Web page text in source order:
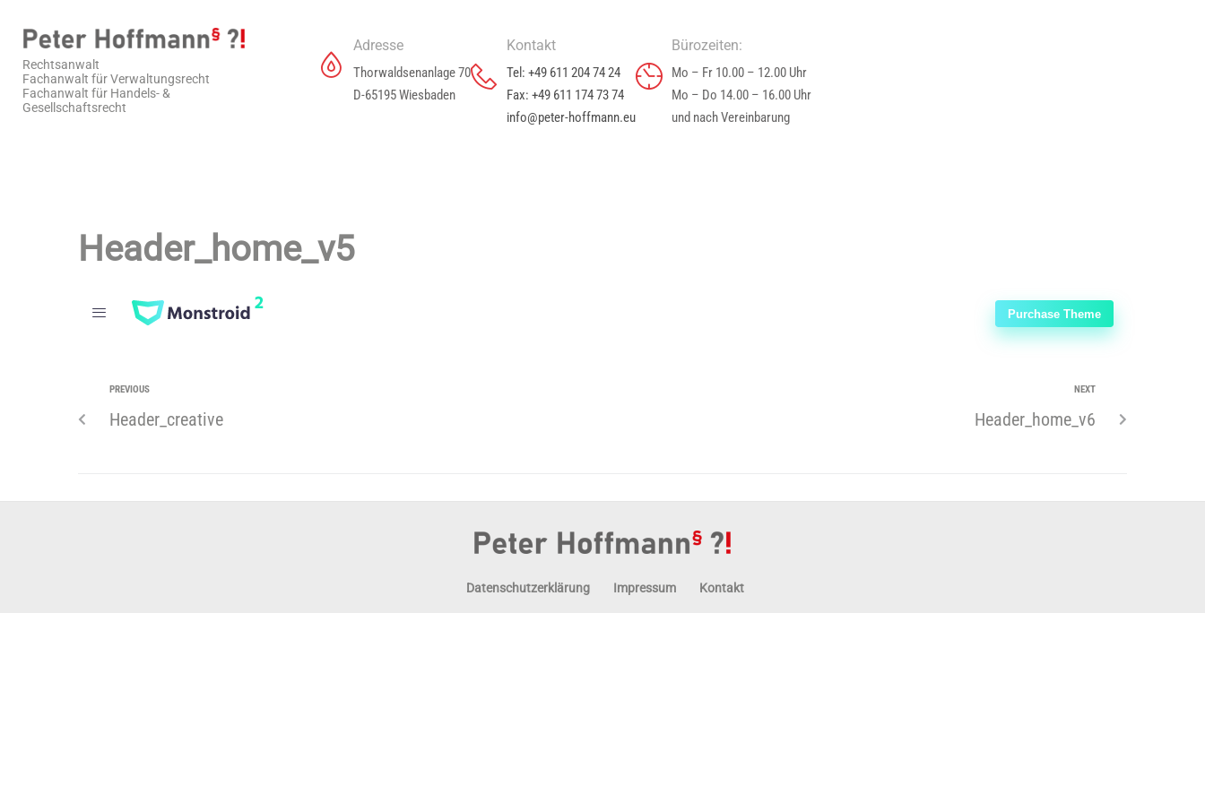
Rechtsanwalt
Fachanwalt für Verwaltungsrecht
Fachanwalt für Handels- &
Gesellschaftsrecht
Adresse
Thorwaldsenanlage 70
D-65195 Wiesbaden
Kontakt
Tel: +49 611 204 74 24
Fax: +49 611 174 73 74
info@peter-hoffmann.eu
Bürozeiten:
Mo – Fr 10.00 – 12.00 Uhr
Mo – Do 14.00 – 16.00 Uhr
und nach Vereinbarung
Header_home_v5
Purchase Theme
PREVIOUS
Header_creative
NEXT
Header_home_v6
Datenschutzerklärung Impressum Kontakt